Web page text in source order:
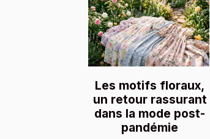
Les motifs floraux,
un retour rassurant
dans la mode post-
pandémie